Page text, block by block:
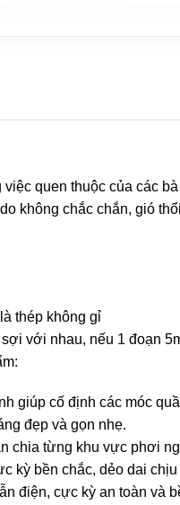
quen thuộc của các
không chắc chắn, gió
thép không gỉ
với nhau, nếu 1 đoạn
giúp cố định các móc
đẹp và gọn nhẹ.
chia từng khu vực phơi
kỳ bền chắc, dẻo dai
điện, cực kỳ an toàn và